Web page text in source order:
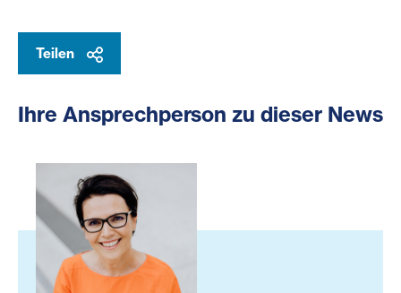
Teilen
Ihre Ansprechperson zu dieser News